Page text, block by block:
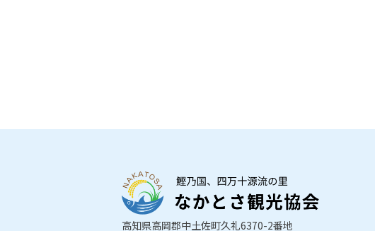
高知県高岡郡中土佐町久礼6370-2番地